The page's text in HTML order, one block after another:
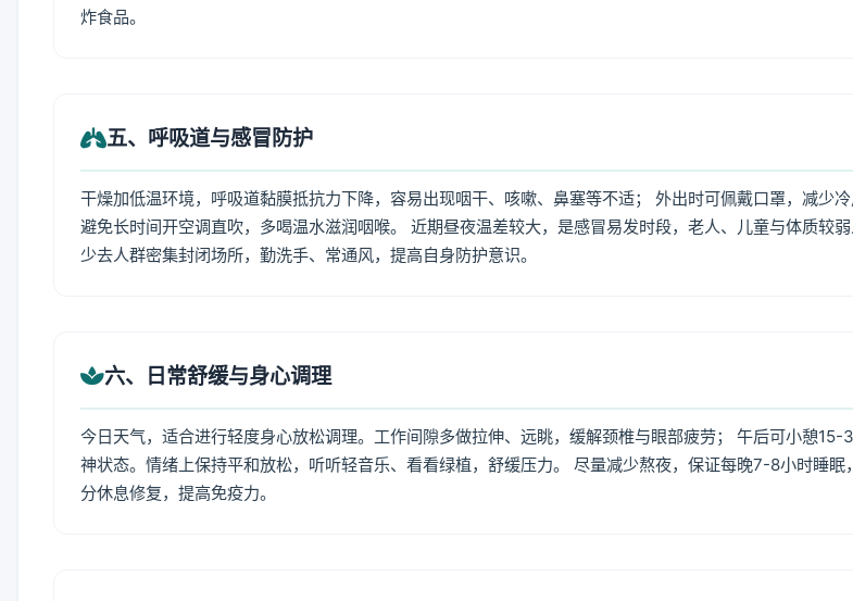
炸食品。
五、呼吸道与感冒防护
干燥加低温环境，呼吸道黏膜抵抗力下降，容易出现咽干、咳嗽、鼻塞等不适； 外出时可佩戴口罩，减少
避免长时间开空调直吹，多喝温水滋润咽喉。 近期昼夜温差较大，是感冒易发时段，老人、儿童与体质较弱
少去人群密集封闭场所，勤洗手、常通风，提高自身防护意识。
六、日常舒缓与身心调理
今日天气，适合进行轻度身心放松调理。工作间隙多做拉伸、远眺，缓解颈椎与眼部疲劳； 午后可小憩15-
神状态。情绪上保持平和放松，听听轻音乐、看看绿植，舒缓压力。 尽量减少熬夜，保证每晚7-8小时睡眠
分休息修复，提高免疫力。